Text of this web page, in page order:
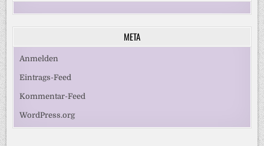
META
Anmelden
Eintrags-Feed
Kommentar-Feed
WordPress.org